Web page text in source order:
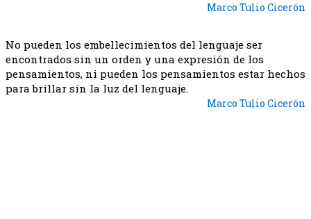
Marco Tulio Cicerón
No pueden los embellecimientos del lenguaje ser
encontrados sin un orden y una expresión de los
pensamientos, ni pueden los pensamientos estar hechos
para brillar sin la luz del lenguaje.
Marco Tulio Cicerón